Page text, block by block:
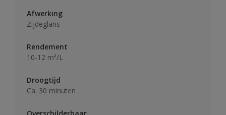
Afwerking
Zijdeglans
Rendement
10-12 m²/L
Droogtijd
Ca. 30 minuten